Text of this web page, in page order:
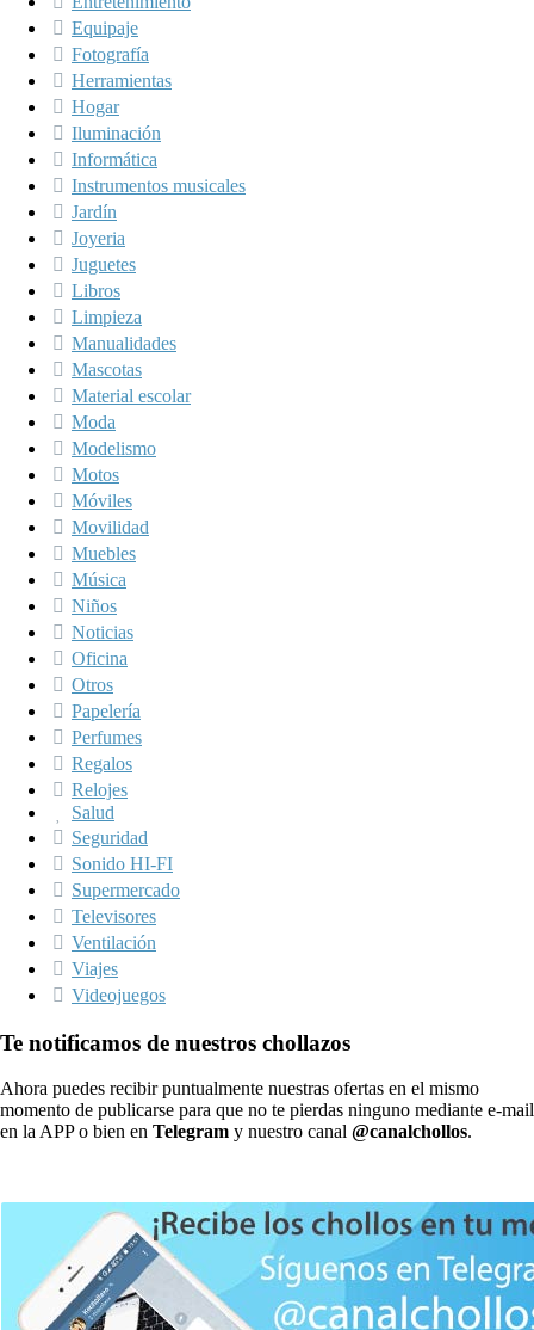
Equipaje
Fotografía
Herramientas
Hogar
Iluminación
Informática
Instrumentos musicales
Jardín
Joyeria
Juguetes
Libros
Limpieza
Manualidades
Mascotas
Material escolar
Moda
Modelismo
Motos
Móviles
Movilidad
Muebles
Música
Niños
Noticias
Oficina
Otros
Papelería
Perfumes
Regalos
Relojes
Salud
Seguridad
Sonido HI-FI
Supermercado
Televisores
Ventilación
Viajes
Videojuegos
Te notificamos de nuestros chollazos
Ahora puedes recibir puntualmente nuestras ofertas en el mismo
momento de publicarse para que no te pierdas ninguno mediante e-mail
en la APP o bien en Telegram y nuestro canal @canalchollos.